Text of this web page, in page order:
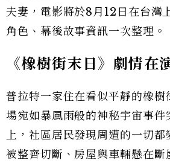
夫妻，電影將於8月12日在台灣
角色、幕後故事資訊一次整理。
《橡樹街末日》劇情在
普拉特一家住在看似平靜的橡樹
場宛如暴風雨般的神秘宇宙事件
上，社區居民發現周遭的一切
被整齊切斷、房屋與車輛懸在斷